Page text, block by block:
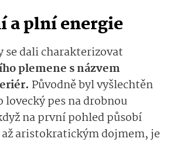
a plní energie
se dali charakterizovat
plemene s názvem
Původně byl vyšlechtěn
pes na drobnou
na první pohled působí
aristokratickým dojmem, je